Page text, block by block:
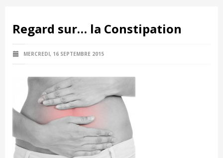
Regard sur… la Constipation
MERCREDI, 16 SEPTEMBRE 2015